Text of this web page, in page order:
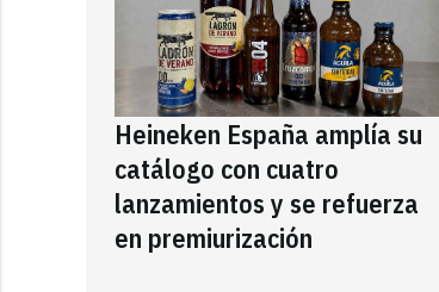
Heineken España amplía su
catálogo con cuatro
lanzamientos y se refuerza
en premiurización